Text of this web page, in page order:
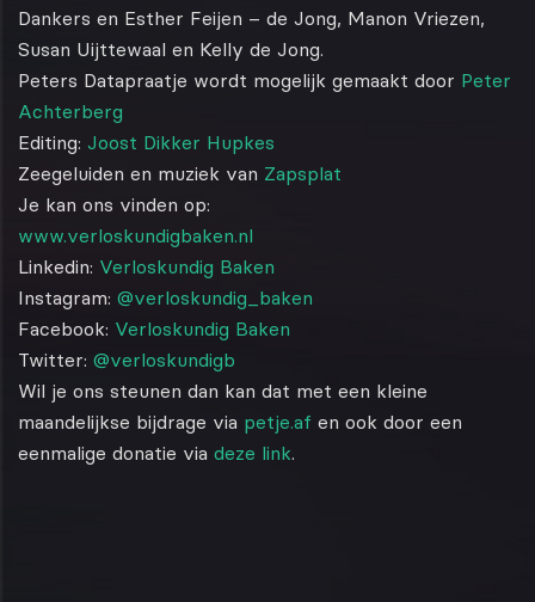
Dankers en Esther Feijen – de Jong, Manon Vriezen,
Susan Uijttewaal en Kelly de Jong.
Peters Datapraatje wordt mogelijk gemaakt door Peter
Achterberg
Editing: Joost Dikker Hupkes
Zeegeluiden en muziek van Zapsplat
Je kan ons vinden op:
www.verloskundigbaken.nl
Linkedin: Verloskundig Baken
Instagram: @verloskundig_baken
Facebook: Verloskundig Baken
Twitter: @verloskundigb
Wil je ons steunen dan kan dat met een kleine
maandelijkse bijdrage via petje.af en ook door een
eenmalige donatie via deze link.